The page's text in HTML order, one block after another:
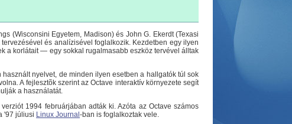
(Wisconsini Egyetem, Madison) és John G. Ekerdt (Texasi
és analízisével foglalkozik. Kezdetben egy ilyen
a korlátait — egy sokkal rugalmasabb eszköz tervével álltak
nyelvet, de minden ilyen esetben a hallgatók túl sok
A fejlesztõk szerint az Octave interaktív környezete segít
a használatát.
1994 februárjában adták ki. Azóta az Octave számos
'97 júliusi Linux Journal -ban is foglalkoztak vele.